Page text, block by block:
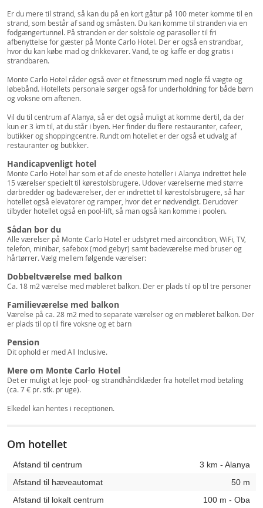
Er du mere til strand, så kan du på en kort gåtur på 100 meter komme til en
strand, som består af sand og småsten. Du kan komme til stranden via en
fodgængertunnel. På stranden er der solstole og parasoller til fri
afbenyttelse for gæster på Monte Carlo Hotel. Der er også en strandbar,
hvor du kan købe mad og drikkevarer. Vand, te og kaffe er dog gratis i
strandbaren.
Monte Carlo Hotel råder også over et fitnessrum med nogle få vægte og
løbebånd. Hotellets personale sørger også for underholdning for både børn
og voksne om aftenen.
Vil du til centrum af Alanya, så er det også muligt at komme dertil, da der
kun er 3 km til, at du står i byen. Her finder du flere restauranter, cafeer,
butikker og shoppingcentre. Rundt om hotellet er der også et udvalg af
restauranter og butikker.
Handicapvenligt hotel
Monte Carlo Hotel har som et af de eneste hoteller i Alanya indrettet hele
15 værelser specielt til kørestolsbrugere. Udover værelserne med større
dørbredder og badeværelser, der er indrettet til kørestolsbrugere, så har
hotellet også elevatorer og ramper, hvor det er nødvendigt. Derudover
tilbyder hotellet også en pool-lift, så man også kan komme i poolen.
Sådan bor du
Alle værelser på Monte Carlo Hotel er udstyret med aircondition, WiFi, TV,
telefon, minibar, safebox (mod gebyr) samt badeværelse med bruser og
hårtørrer. Vælg mellem følgende værelser:
Dobbeltværelse med balkon
Ca. 18 m2 værelse med møbleret balkon. Der er plads til op til tre personer
Familieværelse med balkon
Værelse på ca. 28 m2 med to separate værelser og en møbleret balkon. Der
er plads til op til fire voksne og et barn
Pension
Dit ophold er med All Inclusive.
Mere om Monte Carlo Hotel
Det er muligt at leje pool- og strandhåndklæder fra hotellet mod betaling
(ca. 7 € pr. stk. pr uge).
Elkedel kan hentes i receptionen.
Om hotellet
Afstand til centrum
3 km - Alanya
Afstand til hæveautomat
50 m
Afstand til lokalt centrum
100 m - Oba